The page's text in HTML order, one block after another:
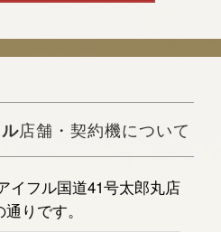
店舗・契約機について
イフル国道41号太郎丸店
りです。